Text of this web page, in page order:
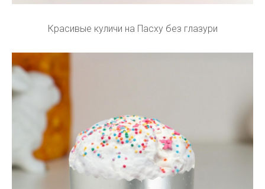
Красивые куличи на Пасху без глазури